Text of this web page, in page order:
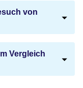
von
Vergleich